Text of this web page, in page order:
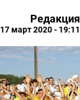
Редакция
17 март 2020 - 19:11